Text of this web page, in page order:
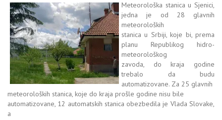
Meteorološka stanica u Sjenici,
jedna je od 28 glavnih
meteoroloških
stanica u Srbiji, koje bi, prema
planu Republikog hidro-
meteorološkog
zavoda, do kraja godine
trebalo da budu
automatizovane. Za 25 glavnih
meteoroloških stanica, koje do kraja prošle godine nisu bile
automatizovane, 12 automatskih stanica obezbedila je Vlada Slovake,
a